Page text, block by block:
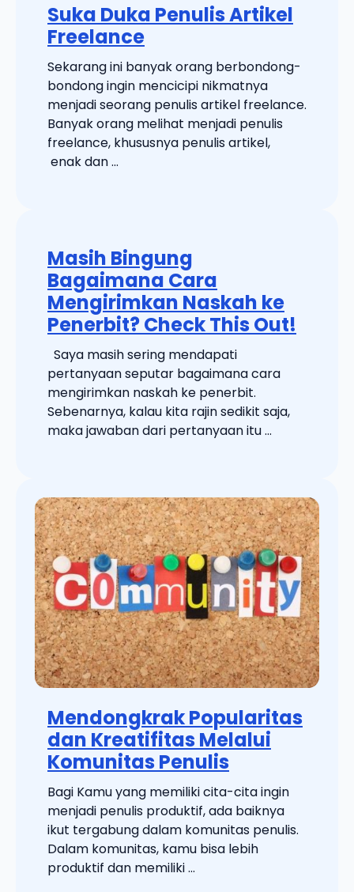
Suka Duka Penulis Artikel
Freelance
Sekarang ini banyak orang berbondong-
bondong ingin mencicipi nikmatnya
menjadi seorang penulis artikel freelance.
Banyak orang melihat menjadi penulis
freelance, khususnya penulis artikel,
enak dan ...
Masih Bingung
Bagaimana Cara
Mengirimkan Naskah ke
Penerbit? Check This Out!
Saya masih sering mendapati
pertanyaan seputar bagaimana cara
mengirimkan naskah ke penerbit.
Sebenarnya, kalau kita rajin sedikit saja,
maka jawaban dari pertanyaan itu ...
Mendongkrak Popularitas
dan Kreatifitas Melalui
Komunitas Penulis
Bagi Kamu yang memiliki cita-cita ingin
menjadi penulis produktif, ada baiknya
ikut tergabung dalam komunitas penulis.
Dalam komunitas, kamu bisa lebih
produktif dan memiliki ...